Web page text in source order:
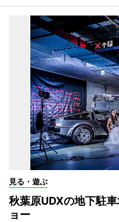
見る・遊ぶ
秋葉原UDXの地下駐
ョー